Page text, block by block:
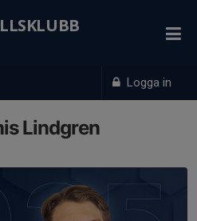
Logga in
Lindgren